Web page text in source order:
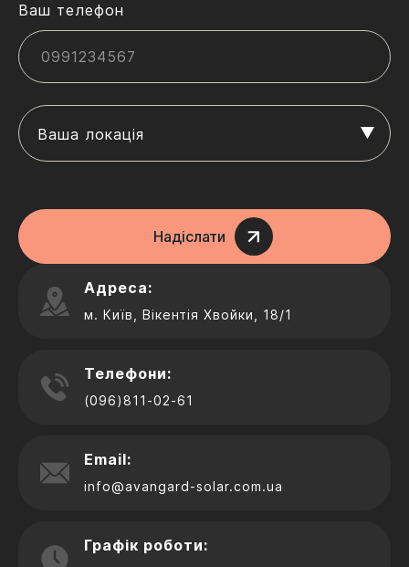
Ваш телефон
Ваша локація
Надіслати
Адреса:
м. Київ, Вікентія Хвойки, 18/1
Телефони:
(096)811-02-61
Email:
info@avangard-solar.com.ua
Графік роботи: